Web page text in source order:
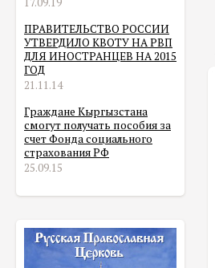
ПРАВИТЕЛЬСТВО РОССИИ
УТВЕРДИЛО КВОТУ НА РВП
ДЛЯ ИНОСТРАНЦЕВ НА 2015
ГОД
21.11.14
Граждане Кыргызстана
смогут получать пособия за
счет Фонда социального
страхования РФ
25.09.15